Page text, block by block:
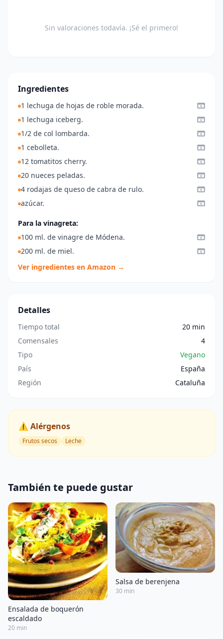
Sin valoraciones todavía. ¡Sé el primero!
Ingredientes
1 lechuga de hojas de roble morada.
1 lechuga iceberg.
1/2 de col lombarda.
1 cebolleta.
12 tomatitos cherry.
20 nueces peladas.
4 rodajas de queso de cabra de rulo.
azúcar.
Para la vinagreta:
100 ml. de vinagre de Módena.
200 ml. de miel.
Ver ingredientes en Amazon →
Detalles
Tiempo total
20 min
Comensales
4
Tipo
Vegano
País
España
Región
Cataluña
⚠️ Alérgenos
Frutos secos Leche
También te puede gustar
Ensalada de boquerón
escaldado
20 min
Salsa de berenjena
30 min